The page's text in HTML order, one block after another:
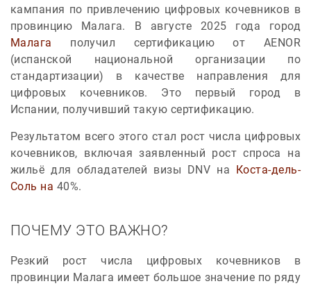
кампания по привлечению цифровых кочевников в
провинцию Малага. В августе 2025 года город
Малага получил сертификацию от AENOR
(испанской национальной организации по
стандартизации) в качестве направления для
цифровых кочевников. Это первый город в
Испании, получивший такую сертификацию.
Результатом всего этого стал рост числа цифровых
кочевников, включая заявленный рост спроса на
жильё для обладателей визы DNV на Коста-дель-
Соль на 40%.
ПОЧЕМУ ЭТО ВАЖНО?
Резкий рост числа цифровых кочевников в
провинции Малага имеет большое значение по ряду